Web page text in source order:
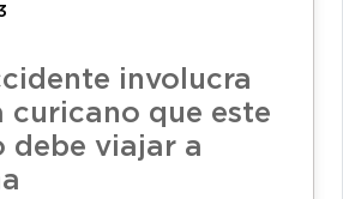
involucra
curicano que este
debe viajar a